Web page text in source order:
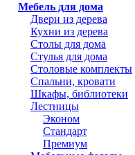
Мебель для дома
Двери из дерева
Кухни из дерева
Столы для дома
Стулья для дома
Столовые комплекты
Спальни, кровати
Шкафы, библиотеки
Лестницы
Эконом
Стандарт
Премиум